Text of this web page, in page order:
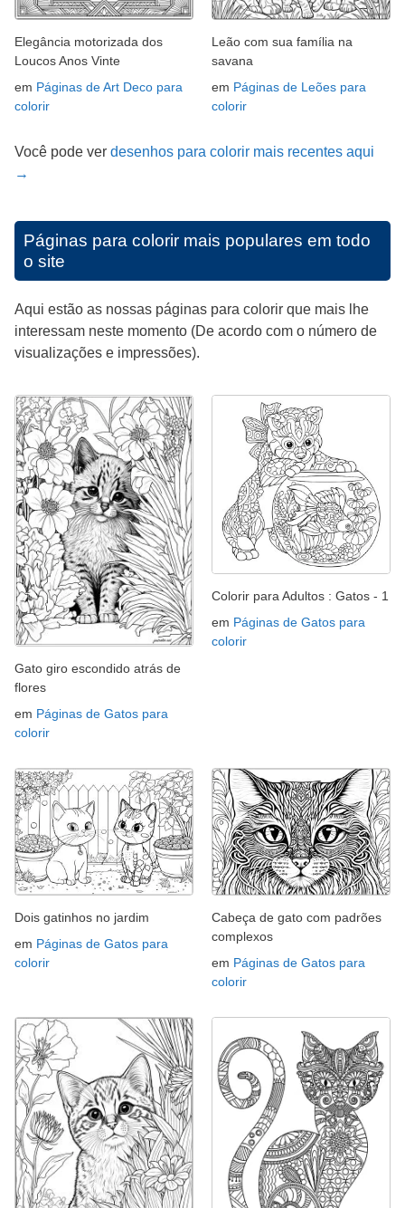
Elegância motorizada dos
Loucos Anos Vinte
em Páginas de Art Deco para
colorir
Leão com sua família na
savana
em Páginas de Leões para
colorir
Você pode ver desenhos para colorir mais recentes aqui
→
Páginas para colorir mais populares em todo
o site
Aqui estão as nossas páginas para colorir que mais lhe
interessam neste momento (De acordo com o número de
visualizações e impressões).
Gato giro escondido atrás de
flores
em Páginas de Gatos para
colorir
Colorir para Adultos : Gatos - 1
em Páginas de Gatos para
colorir
Dois gatinhos no jardim
em Páginas de Gatos para
colorir
Cabeça de gato com padrões
complexos
em Páginas de Gatos para
colorir